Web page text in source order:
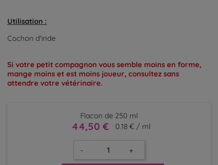
Utilisation :
Cochon d'inde
Si votre petit compagnon vous semble moins en forme,
mange moins et est moins joueur, consultez sans
attendre votre vétérinaire.
Flacon de 250 ml
44,50 € 0.18 € / ml
- +